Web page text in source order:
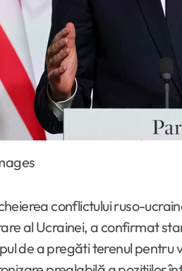
conflictului ruso-
al Ucrainei, a confirmat
de a pregăti terenul